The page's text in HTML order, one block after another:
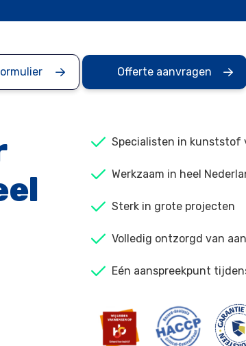
Offerte aanvragen
Specialisten in kunststof
Werkzaam in heel
Sterk in grote projecten
Volledig ontzorgd van
Eén aanspreekpunt